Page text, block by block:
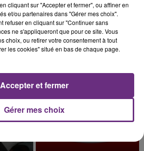
TAYLOR SWIFT
cliquant sur "Accepter et fermer", ou affiner en
et/ou partenaires dans "Gérer mes choix".
refuser en cliquant sur "Continuer sans
ne s'appliqueront que pour ce site. Vous
choix, ou retirer votre consentement à tout
les cookies" situé en bas de chaque page.
Gérer mes choix
Accepter et fermer